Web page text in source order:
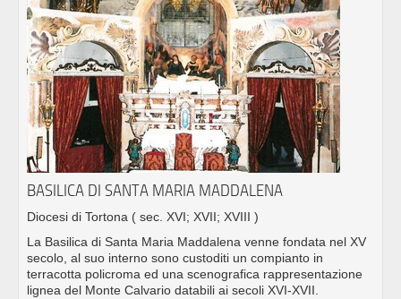
BASILICA DI SANTA MARIA MADDALENA
Diocesi di Tortona ( sec. XVI; XVII; XVIII )
La Basilica di Santa Maria Maddalena venne fondata nel XV
secolo, al suo interno sono custoditi un compianto in
terracotta policroma ed una scenografica rappresentazione
lignea del Monte Calvario databili ai secoli XVI-XVII.